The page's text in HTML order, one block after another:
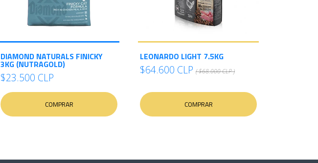
DIAMOND NATURALS FINICKY
3KG (NUTRAGOLD)
$23.500 CLP
COMPRAR
LEONARDO LIGHT 7.5KG
$64.600 CLP ( $68.000 CLP )
COMPRAR